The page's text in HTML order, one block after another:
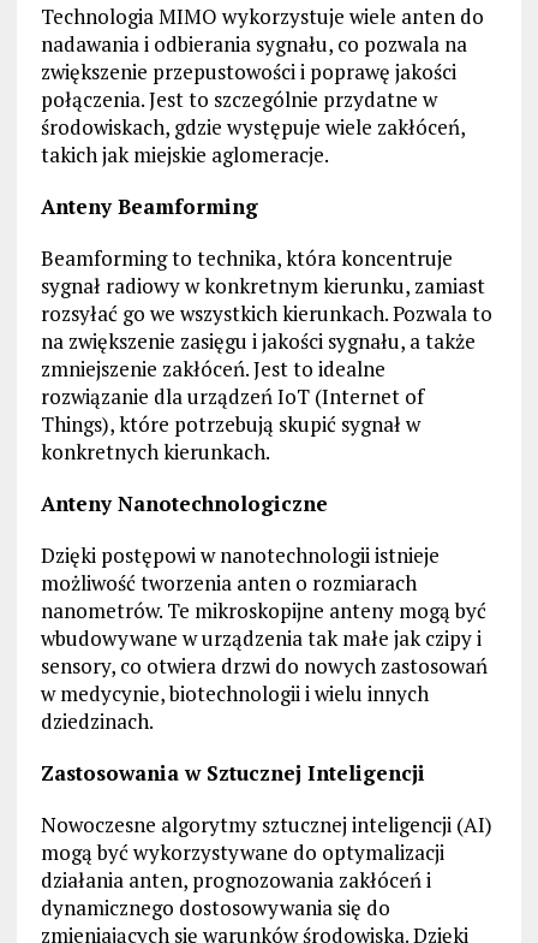
Technologia MIMO wykorzystuje wiele anten do
nadawania i odbierania sygnału, co pozwala na
zwiększenie przepustowości i poprawę jakości
połączenia. Jest to szczególnie przydatne w
środowiskach, gdzie występuje wiele zakłóceń,
takich jak miejskie aglomeracje.
Anteny Beamforming
Beamforming to technika, która koncentruje
sygnał radiowy w konkretnym kierunku, zamiast
rozsyłać go we wszystkich kierunkach. Pozwala to
na zwiększenie zasięgu i jakości sygnału, a także
zmniejszenie zakłóceń. Jest to idealne
rozwiązanie dla urządzeń IoT (Internet of
Things), które potrzebują skupić sygnał w
konkretnych kierunkach.
Anteny Nanotechnologiczne
Dzięki postępowi w nanotechnologii istnieje
możliwość tworzenia anten o rozmiarach
nanometrów. Te mikroskopijne anteny mogą być
wbudowywane w urządzenia tak małe jak czipy i
sensory, co otwiera drzwi do nowych zastosowań
w medycynie, biotechnologii i wielu innych
dziedzinach.
Zastosowania w Sztucznej Inteligencji
Nowoczesne algorytmy sztucznej inteligencji (AI)
mogą być wykorzystywane do optymalizacji
działania anten, prognozowania zakłóceń i
dynamicznego dostosowywania się do
zmieniających się warunków środowiska. Dzięki